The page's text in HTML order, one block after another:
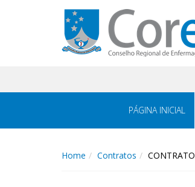
PÁGINA INICIAL
Home Contratos